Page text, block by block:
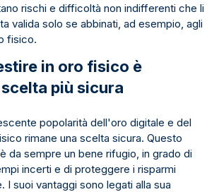
rischi e difficoltà non indifferenti che li
valida solo se abbinati, ad esempio, agli
fisico.
in oro fisico è
più sicura
popolarità dell'oro digitale e del
rimane una scelta sicura. Questo
da sempre un bene rifugio, in grado di
incerti e di proteggere i risparmi
I suoi vantaggi sono legati alla sua